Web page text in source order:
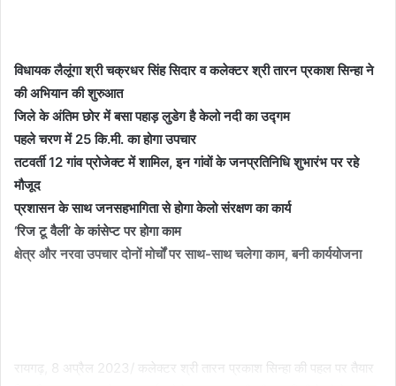
विधायक लैलूंगा श्री चक्रधर सिंह सिदार व कलेक्टर श्री तारन प्रकाश सिन्हा ने
की अभियान की शुरुआत
जिले के अंतिम छोर में बसा पहाड़ लुडेग है केलो नदी का उद्गम
पहले चरण में 25 कि.मी. का होगा उपचार
तटवर्ती 12 गांव प्रोजेक्ट में शामिल, इन गांवों के जनप्रतिनिधि शुभारंभ पर रहे
मौजूद
प्रशासन के साथ जनसहभागिता से होगा केलो संरक्षण का कार्य
‘रिज टू वैली’ के कांसेप्ट पर होगा काम
क्षेत्र और नरवा उपचार दोनों मोर्चों पर साथ-साथ चलेगा काम, बनी कार्ययोजना
रायगढ़, 8 अप्रैल 2023/ कलेक्टर श्री तारन प्रकाश सिन्हा की पहल पर तैयार